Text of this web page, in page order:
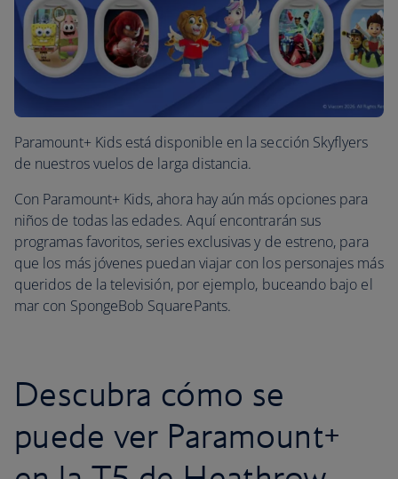
Paramount+ Kids está disponible en la sección Skyflyers
de nuestros vuelos de larga distancia.
Con Paramount+ Kids, ahora hay aún más opciones para
niños de todas las edades. Aquí encontrarán sus
programas favoritos, series exclusivas y de estreno, para
que los más jóvenes puedan viajar con los personajes más
queridos de la televisión, por ejemplo, buceando bajo el
mar con SpongeBob SquarePants.
Descubra cómo se
puede ver Paramount+